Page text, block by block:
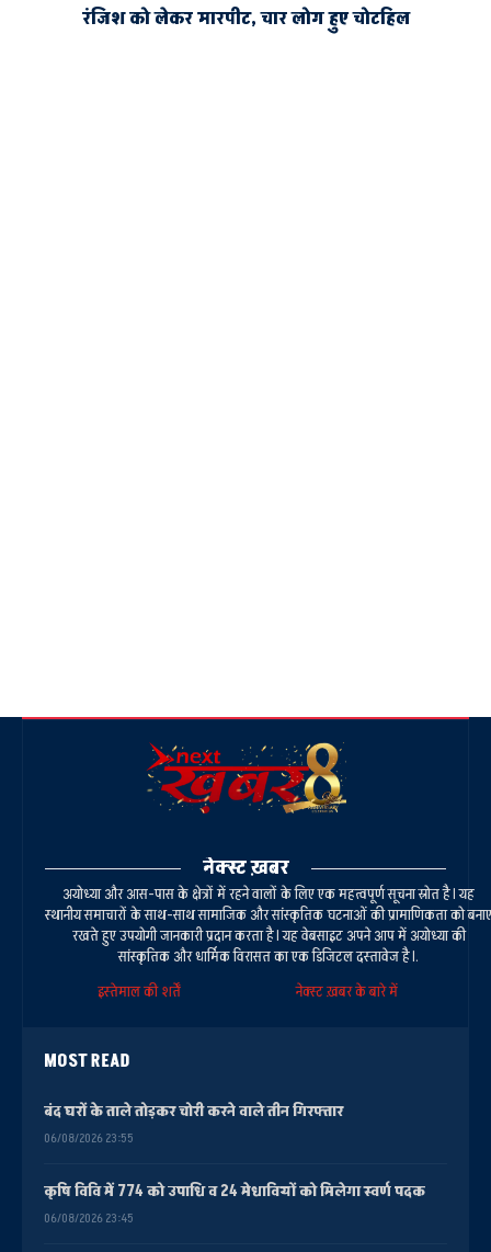
रंजिश को लेकर मारपीट, चार लोग हुए चोटहिल
नेक्स्ट ख़बर
अयोध्या और आस-पास के क्षेत्रों में रहने वालों के लिए एक महत्वपूर्ण सूचना स्रोत है। यह
स्थानीय समाचारों के साथ-साथ सामाजिक और सांस्कृतिक घटनाओं की प्रामाणिकता को बनाए
रखते हुए उपयोगी जानकारी प्रदान करता है। यह वेबसाइट अपने आप में अयोध्या की
सांस्कृतिक और धार्मिक विरासत का एक डिजिटल दस्तावेज है।.
इस्तेमाल की शर्तें
नेक्स्ट ख़बर के बारे में
MOST READ
बंद घरों के ताले तोड़कर चोरी करने वाले तीन गिरफ्तार
06/08/2026 23:55
कृषि विवि में 774 को उपाधि व 24 मेधावियों को मिलेगा स्वर्ण पदक
06/08/2026 23:45